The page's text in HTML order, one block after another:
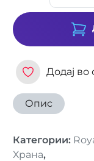
Додај
Опис
Категории:
Храна,